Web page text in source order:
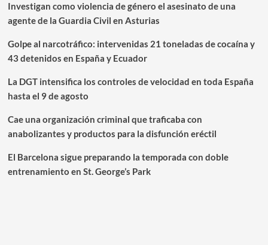
Investigan como violencia de género el asesinato de una
agente de la Guardia Civil en Asturias
Golpe al narcotráfico: intervenidas 21 toneladas de cocaína y
43 detenidos en España y Ecuador
La DGT intensifica los controles de velocidad en toda España
hasta el 9 de agosto
Cae una organización criminal que traficaba con
anabolizantes y productos para la disfunción eréctil
El Barcelona sigue preparando la temporada con doble
entrenamiento en St. George’s Park